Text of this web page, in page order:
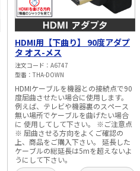
HDMI用【下曲り】 90度アダプ
タ オス-メス
注文コード
A6747
型番
THA-DOWN
HDMIケーブルを機器との接続点で90
度屈曲させたい場合に使用します。
例えば、テレビや機器裏のスペース
無い場所でケーブルを曲げたい場合
に 使用してして下さい。 ※ご注意点
※ 屈曲させる方向をよくご確認の
上、商品をご購入下さい。 延長した
ケーブルの総延長は5mを超えないよ
うにして下さい。